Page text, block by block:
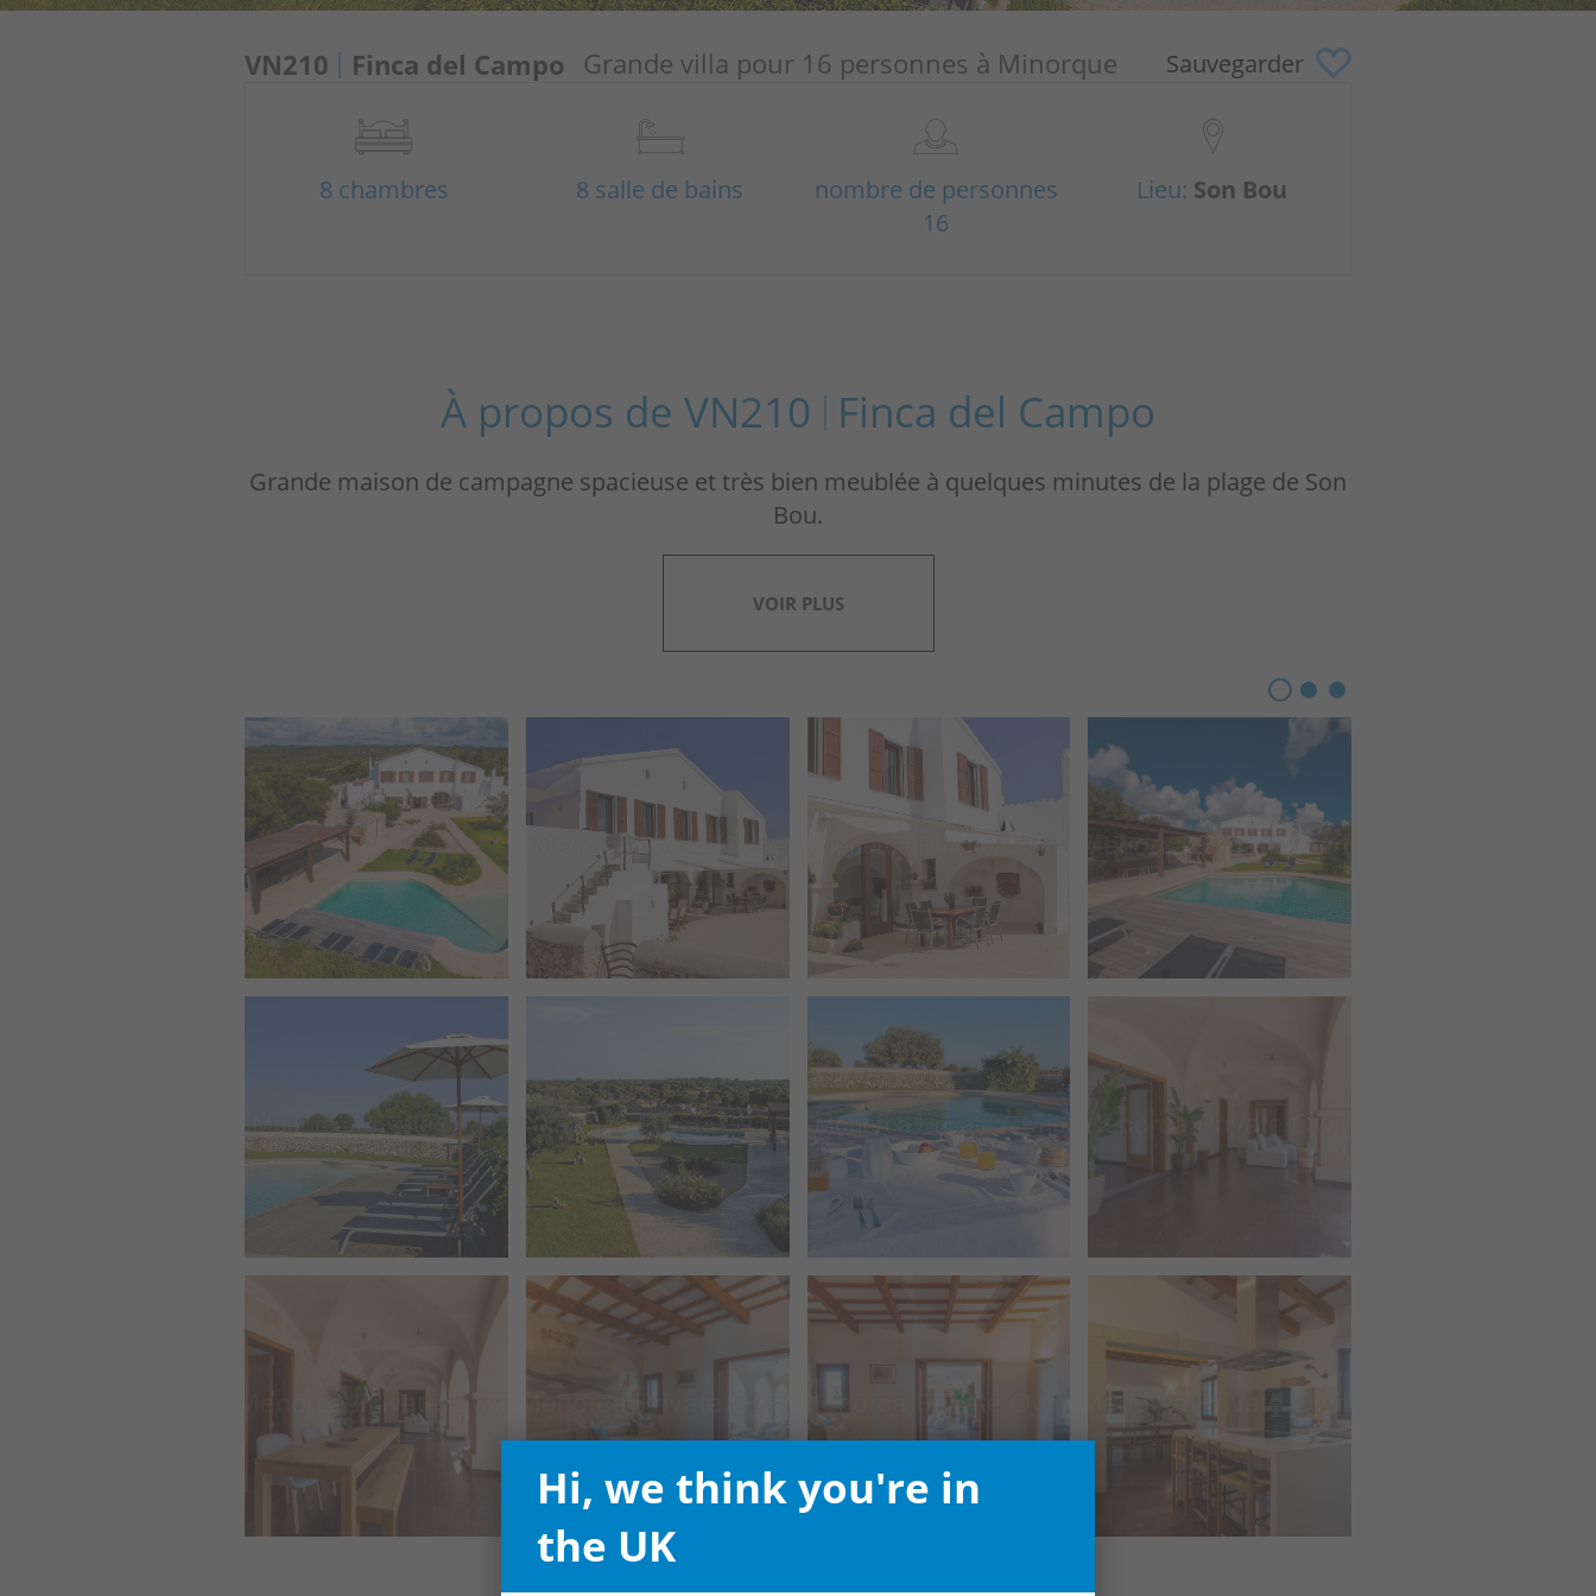
Grande villa pour 16 personnes à Minorque
VN210 Finca del Campo Sauvegarder
8 chambres 8 salle de bains
nombre de personnes
16
Lieu: Son Bou
À propos de VN210 Finca del Campo
Grande maison de campagne spacieuse et très bien meublée à quelques minutes de la plage de Son
Bou.
VOIR PLUS
Hi, we think you're in
the UK